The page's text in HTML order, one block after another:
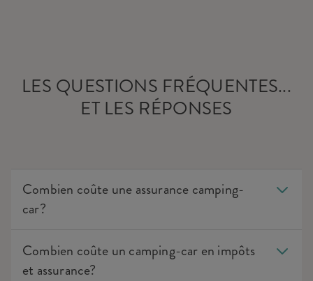
LES QUESTIONS FRÉQUENTES...
ET LES RÉPONSES
Combien coûte une assurance camping-
car?
Combien coûte un camping-car en impôts
et assurance?